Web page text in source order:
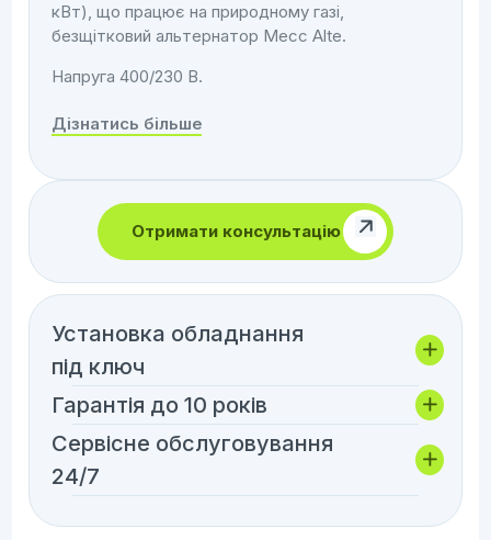
кВт), що працює на природному газі,
безщітковий альтернатор Mecc Alte.
Напруга 400/230 В.
Дізнатись більше
Отримати консультацію
Установка обладнання
під ключ
Гарантія до 10 років
Сервісне обслуговування
24/7